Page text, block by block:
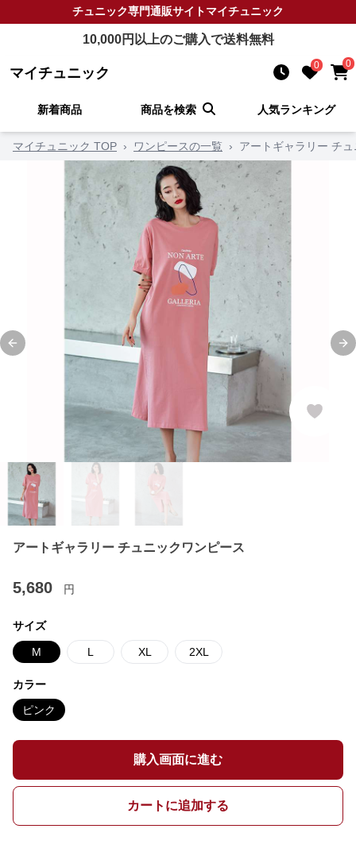
チュニック専門通販サイトマイチュニック
10,000円以上のご購入で送料無料
マイチュニック 0 0
新着商品 商品を検索 人気ランキング
マイチュニック TOP › ワンピースの一覧 › アートギャラリー チ
Previous slide
アートギャラリー チュニックワンピース
5,680 円
サイズ
M L XL 2XL
カラー
ピンク
購入画面に進む
カートに追加する